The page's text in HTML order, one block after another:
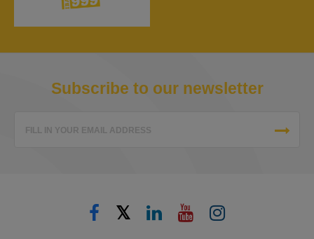
Subscribe to our newsletter
FILL IN YOUR EMAIL ADDRESS
𝕏